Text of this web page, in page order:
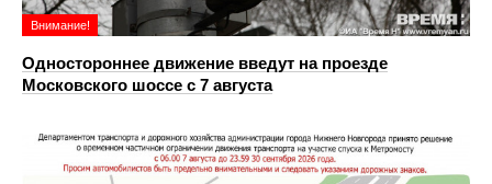
Внимание!
Одностороннее движение введут на проезде
Московского шоссе с 7 августа